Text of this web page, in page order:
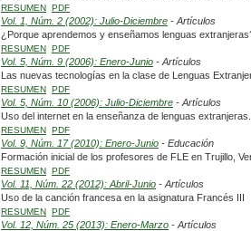
RESUMEN PDF
Vol. 1, Núm. 2 (2002): Julio-Diciembre - Artículos
¿Porque aprendemos y enseñamos lenguas
RESUMEN PDF
Vol. 5, Núm. 9 (2006): Enero-Junio - Artículos
Las nuevas tecnologías en la clase de Lenguas
RESUMEN PDF
Vol. 5, Núm. 10 (2006): Julio-Diciembre - Artículos
Uso del internet en la enseñanza de lenguas
RESUMEN PDF
Vol. 9, Núm. 17 (2010): Enero-Junio - Educación
Formación inicial de los profesores de FLE en Trujillo,
RESUMEN PDF
Vol. 11, Núm. 22 (2012): Abril-Junio - Artículos
Uso de la canción francesa en la asignatura Francés III
RESUMEN PDF
Vol. 12, Núm. 25 (2013): Enero-Marzo - Artículos